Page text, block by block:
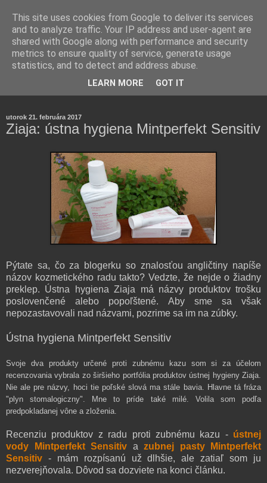
rozoberá témy o zdraví, živote a všetko možné.
utorok 21. februára 2017
Ziaja: ústna hygiena Mintperfekt Sensitiv
Pýtate sa, čo za blogerku so znalosťou angličtiny napíše
názov kozmetického radu takto? Vedzte, že nejde o žiadny
preklep. Ústna hygiena Ziaja má názvy produktov trošku
poslovenčené alebo popoľštené. Aby sme sa však
nepozastavovali nad názvami, pozrime sa im na zúbky.
Ústna hygiena Mintperfekt Sensitiv
Svoje dva produkty určené proti zubnému kazu som si za účelom
recenzovania vybrala zo širšieho portfólia produktov ústnej hygieny Ziaja.
Nie ale pre názvy, hoci tie poľské slová ma stále bavia. Hlavne tá fráza
"plyn stomalogiczny". Mne to príde také milé. Volila som podľa
predpokladanej vône a zloženia.
Recenziu produktov z radu proti zubnému kazu - ústnej
vody Mintperfekt Sensitiv a zubnej pasty Mintperfekt
Sensitiv - mám rozpísanú už dlhšie, ale zatiaľ som ju
nezverejňovala. Dôvod sa dozviete na konci článku.
This site uses cookies from Google to deliver its services
and to analyze traffic. Your IP address and user-agent are
shared with Google along with performance and security
metrics to ensure quality of service, generate usage
statistics, and to detect and address abuse.
LEARN MORE GOT IT